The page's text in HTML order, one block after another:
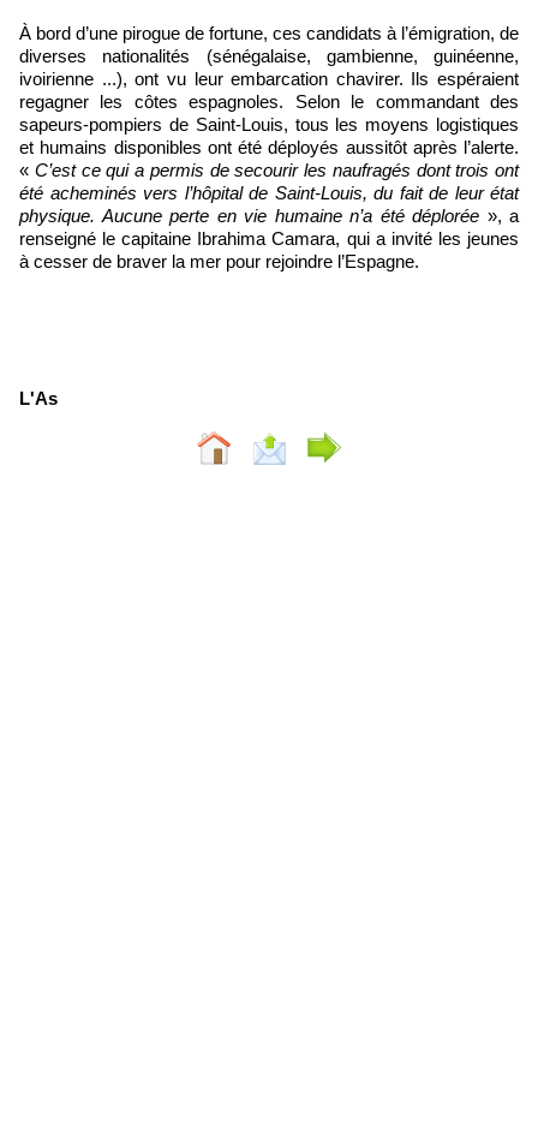
À bord d’une pirogue de fortune, ces candidats à l’émigration, de
diverses nationalités (sénégalaise, gambienne, guinéenne,
ivoirienne ...), ont vu leur embarcation chavirer. Ils espéraient
regagner les côtes espagnoles. Selon le commandant des
sapeurs-pompiers de Saint-Louis, tous les moyens logistiques
et humains disponibles ont été déployés aussitôt après l’alerte.
« C’est ce qui a permis de secourir les naufragés dont trois ont
été acheminés vers l’hôpital de Saint-Louis, du fait de leur état
physique. Aucune perte en vie humaine n’a été déplorée », a
renseigné le capitaine Ibrahima Camara, qui a invité les jeunes
à cesser de braver la mer pour rejoindre l’Espagne.
L'As